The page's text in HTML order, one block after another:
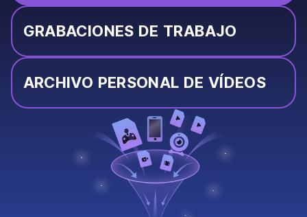
GRABACIONES DE TRABAJO
ARCHIVO PERSONAL DE VÍDEOS